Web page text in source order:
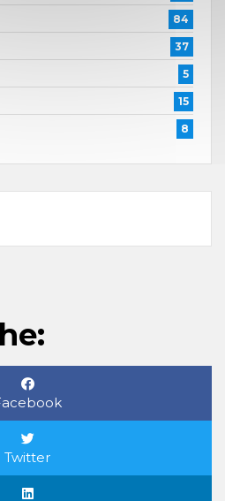
84
37
5
15
8
Twitter